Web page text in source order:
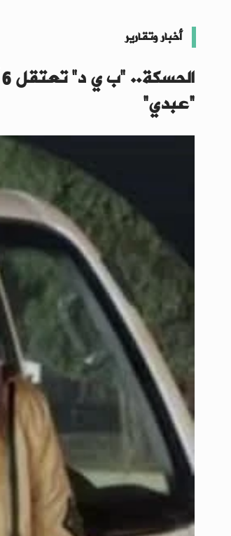
أخبار وتقارير
“عبدي”